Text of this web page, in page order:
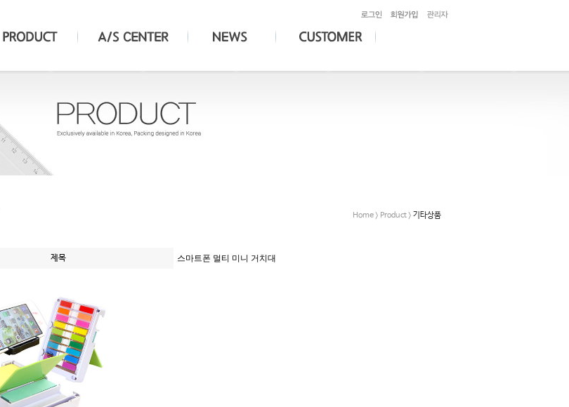
Home > Product > 기타상품
제목 스마트폰 멀티 미니 거치대